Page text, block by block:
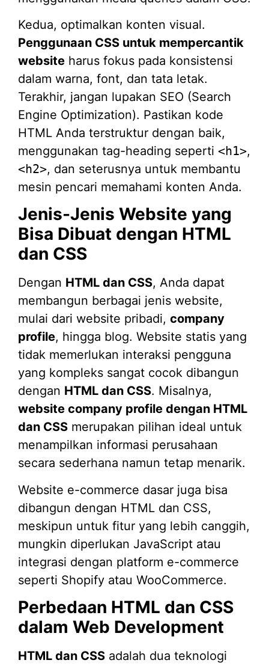
Kedua, optimalkan konten visual.
Penggunaan CSS untuk mempercantik
website harus fokus pada konsistensi
dalam warna, font, dan tata letak.
Terakhir, jangan lupakan SEO (Search
Engine Optimization). Pastikan kode
HTML Anda terstruktur dengan baik,
menggunakan tag-heading seperti <h1>,
<h2>, dan seterusnya untuk membantu
mesin pencari memahami konten Anda.
Jenis-Jenis Website yang
Bisa Dibuat dengan HTML
dan CSS
Dengan HTML dan CSS, Anda dapat
membangun berbagai jenis website,
mulai dari website pribadi, company
profile, hingga blog. Website statis yang
tidak memerlukan interaksi pengguna
yang kompleks sangat cocok dibangun
dengan HTML dan CSS. Misalnya,
website company profile dengan HTML
dan CSS merupakan pilihan ideal untuk
menampilkan informasi perusahaan
secara sederhana namun tetap menarik.
Website e-commerce dasar juga bisa
dibangun dengan HTML dan CSS,
meskipun untuk fitur yang lebih canggih,
mungkin diperlukan JavaScript atau
integrasi dengan platform e-commerce
seperti Shopify atau WooCommerce.
Perbedaan HTML dan CSS
dalam Web Development
HTML dan CSS adalah dua teknologi